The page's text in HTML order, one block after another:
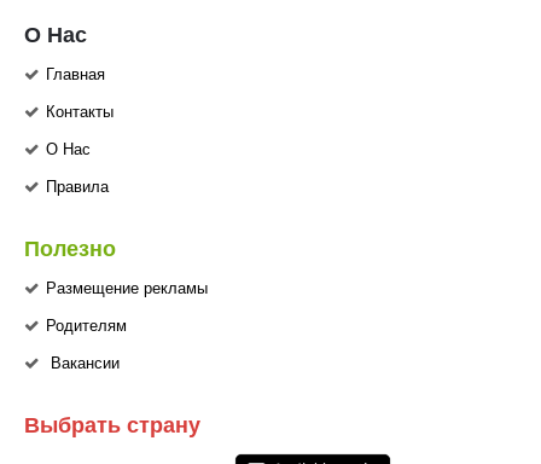
О Нас
Главная
Контакты
О Нас
Правила
Полезно
Размещение рекламы
Родителям
Вакансии
Выбрать страну